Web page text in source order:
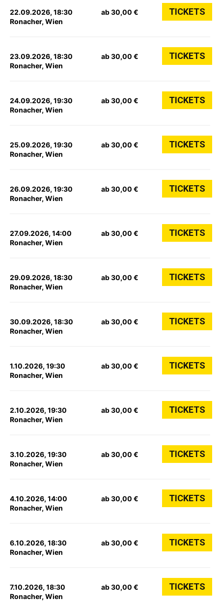
22.09.2026, 18:30
Ronacher, Wien
ab 30,00 € TICKETS
23.09.2026, 18:30
Ronacher, Wien
ab 30,00 € TICKETS
24.09.2026, 19:30
Ronacher, Wien
ab 30,00 € TICKETS
25.09.2026, 19:30
Ronacher, Wien
ab 30,00 € TICKETS
26.09.2026, 19:30
Ronacher, Wien
ab 30,00 € TICKETS
27.09.2026, 14:00
Ronacher, Wien
ab 30,00 € TICKETS
29.09.2026, 18:30
Ronacher, Wien
ab 30,00 € TICKETS
30.09.2026, 18:30
Ronacher, Wien
ab 30,00 € TICKETS
1.10.2026, 19:30
Ronacher, Wien
ab 30,00 € TICKETS
2.10.2026, 19:30
Ronacher, Wien
ab 30,00 € TICKETS
3.10.2026, 19:30
Ronacher, Wien
ab 30,00 € TICKETS
4.10.2026, 14:00
Ronacher, Wien
ab 30,00 € TICKETS
6.10.2026, 18:30
Ronacher, Wien
ab 30,00 € TICKETS
7.10.2026, 18:30
Ronacher, Wien
ab 30,00 € TICKETS